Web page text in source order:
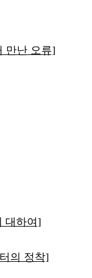
만난 오류]
대하여]
의 정착]